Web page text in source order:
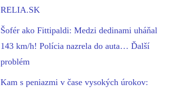
RELIA.SK
Šofér ako Fittipaldi: Medzi dedinami uháňal
143 km/h! Polícia nazrela do auta… Ďalší
problém
Kam s peniazmi v čase vysokých úrokov: